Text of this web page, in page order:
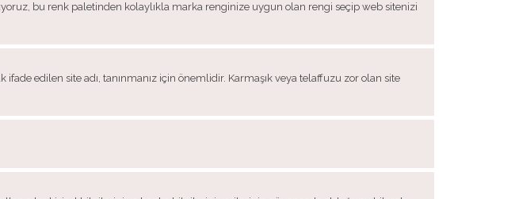
bu renk paletinden kolaylıkla marka renginize uygun olan rengi seçip web sitenizi
edilen site adı, tanınmanız için önemlidir. Karmaşık veya telaffuzu zor olan site